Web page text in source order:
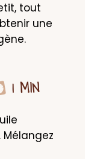
tout
une
1 MIN